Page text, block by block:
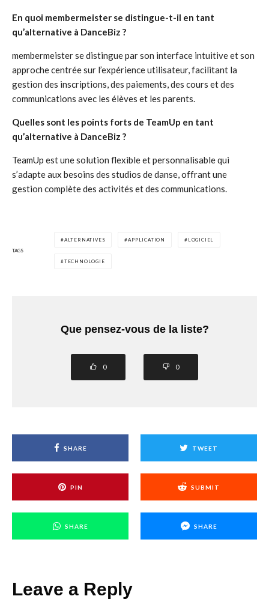
En quoi membermeister se distingue-t-il en tant
qu’alternative à DanceBiz ?
membermeister se distingue par son interface intuitive et son
approche centrée sur l’expérience utilisateur, facilitant la
gestion des inscriptions, des paiements, des cours et des
communications avec les élèves et les parents.
Quelles sont les points forts de TeamUp en tant
qu’alternative à DanceBiz ?
TeamUp est une solution flexible et personnalisable qui
s’adapte aux besoins des studios de danse, offrant une
gestion complète des activités et des communications.
TAGS
ALTERNATIVES APPLICATION LOGICIEL
TECHNOLOGIE
Que pensez-vous de la liste?
0 0
SHARE TWEET
PIN SUBMIT
SHARE SHARE
Leave a Reply